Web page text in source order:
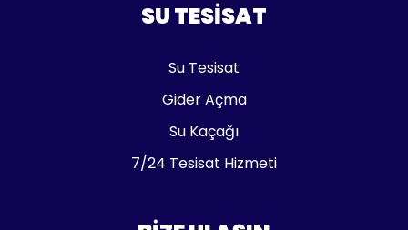
SU TESISAT
Su Tesisat
Gider Açma
Su Kaçağı
7/24 Tesisat Hizmeti